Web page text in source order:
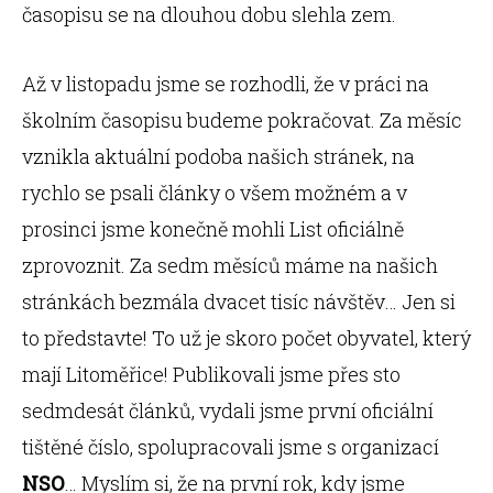
časopisu se na dlouhou dobu slehla zem.
Až v listopadu jsme se rozhodli, že v práci na
školním časopisu budeme pokračovat. Za měsíc
vznikla aktuální podoba našich stránek, na
rychlo se psali články o všem možném a v
prosinci jsme konečně mohli List oficiálně
zprovoznit. Za sedm měsíců máme na našich
stránkách bezmála dvacet tisíc návštěv… Jen si
to představte! To už je skoro počet obyvatel, který
mají Litoměřice! Publikovali jsme přes sto
sedmdesát článků, vydali jsme první oficiální
tištěné číslo, spolupracovali jsme s organizací
NSO… Myslím si, že na první rok, kdy jsme